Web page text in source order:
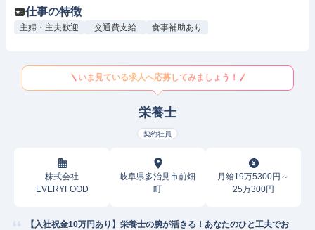
仕事の特徴
主婦・主夫歓迎 交通費支給 食事補助あり
いま見ている求人へ応募してみましょう！
栄養士
契約社員
株式会社
EVERYFOOD
岐阜県多治見市前畑
町
月給19万5300円～
25万300円
【入社祝金10万円あり】栄養士の腕が活きる！あなたのひと工夫でお